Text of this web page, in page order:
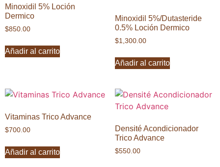
Minoxidil 5% Loción
Dermico
$850.00
Añadir al carrito
Minoxidil 5%/Dutasteride
0.5% Loción Dermico
$1,300.00
Añadir al carrito
Vitaminas Trico Advance
$700.00
Añadir al carrito
Densité Acondicionador
Trico Advance
$550.00